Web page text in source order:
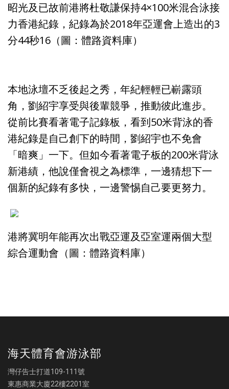
昭光及已故前港將杜敬謙保持4×100米混合泳接
力香港紀錄，紀錄為於2018年亞運會上造出的3
分44秒16（圖：體路資料庫）
本地泳壇不乏後起之秀，年紀輕輕已嶄露頭
角，劉紹宇享受與後輩競爭，推動彼此進步。
從前比賽看著電子記錄板，看到50米背泳的香
港紀錄是自己創下的時間，劉紹宇也不免會
「暗爽」一下。但如今看著電子板的200米背泳
新港績，他說僅會視之為標準，一邊猜想下一
個新的紀錄有多快，一邊警惕自己要更努力。
港將冀明年能再次出戰亞運及亞室運兩個大型
綜合運動會（圖：體路資料庫）
海天體育會游泳部
灣仔告士打道109-111號
東惠商業大廈22樓2201室